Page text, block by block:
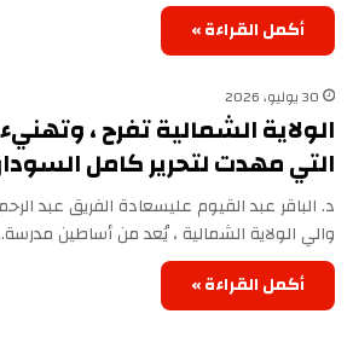
أكمل القراءة »
30 يوليو، 2026
الولاية الشمالية تفرح ، وتهنيء
التي مهدت لتحرير كامل
‏د. الباقر عبد القيوم علي‏‏‏‏سعادة الفريق عبد
والي الولاية الشمالية ، يُعد من أساطين
أكمل القراءة »